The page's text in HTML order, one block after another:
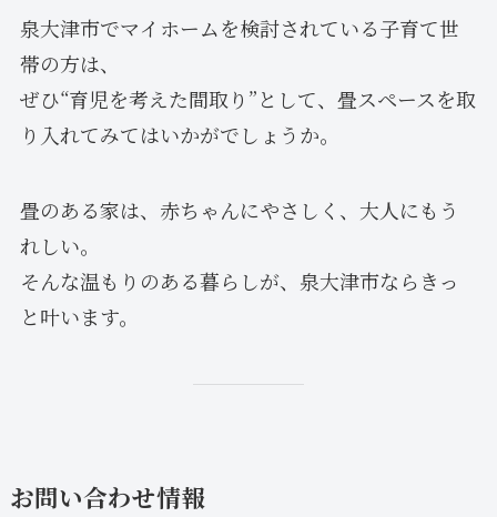
泉大津市でマイホームを検討されている子育て世
帯の方は、
ぜひ“育児を考えた間取り”として、畳スペースを取
り入れてみてはいかがでしょうか。
畳のある家は、赤ちゃんにやさしく、大人にもう
れしい。
そんな温もりのある暮らしが、泉大津市ならきっ
と叶います。
お問い合わせ情報